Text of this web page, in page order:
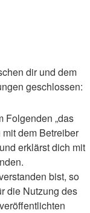
dir und dem
geschlossen:
Folgenden „das
dem Betreiber
erklärst dich mit
bist, so
die Nutzung des